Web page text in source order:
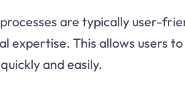
are typically user-
expertise. This allows users
and easily.